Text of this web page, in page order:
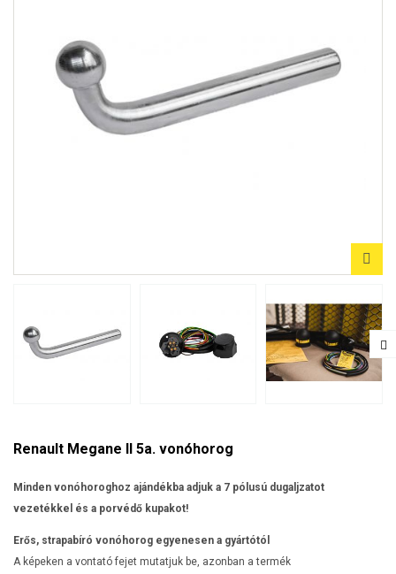
Renault Megane II 5a. vonóhorog
Minden vonóhoroghoz ajándékba adjuk a 7 pólusú dugaljzatot
vezetékkel és a porvédő kupakot!
Erős, strapabíró vonóhorog egyenesen a gyártótól
A képeken a vontató fejet mutatjuk be, azonban a termék